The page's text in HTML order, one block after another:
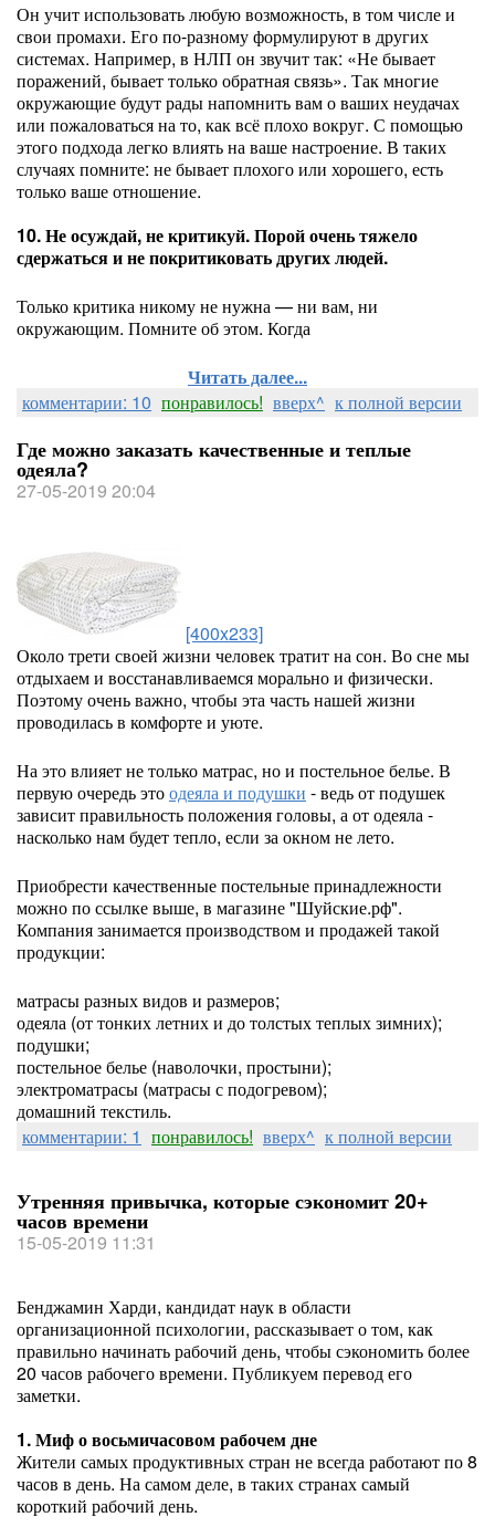
Он учит использовать любую возможность, в том числе и
свои промахи. Его по-разному формулируют в других
системах. Например, в НЛП он звучит так: «Не бывает
поражений, бывает только обратная связь». Так многие
окружающие будут рады напомнить вам о ваших неудачах
или пожаловаться на то, как всё плохо вокруг. С помощью
этого подхода легко влиять на ваше настроение. В таких
случаях помните: не бывает плохого или хорошего, есть
только ваше отношение.
10. Не осуждай, не критикуй. Порой очень тяжело
сдержаться и не покритиковать других людей.
Только критика никому не нужна — ни вам, ни
окружающим. Помните об этом. Когда
Читать далее...
комментарии: 10 понравилось! вверх^ к полной версии
Где можно заказать качественные и теплые
одеяла?
27-05-2019 20:04
[400x233]
Около трети своей жизни человек тратит на сон. Во сне мы
отдыхаем и восстанавливаемся морально и физически.
Поэтому очень важно, чтобы эта часть нашей жизни
проводилась в комфорте и уюте.
На это влияет не только матрас, но и постельное белье. В
первую очередь этоодеяла и подушки - ведь от подушек
зависит правильность положения головы, а от одеяла -
насколько нам будет тепло, если за окном не лето.
Приобрести качественные постельные принадлежности
можно по ссылке выше, в магазине "Шуйские.рф".
Компания занимается производством и продажей такой
продукции:
матрасы разных видов и размеров;
одеяла (от тонких летних и до толстых теплых зимних);
подушки;
постельное белье (наволочки, простыни);
электроматрасы (матрасы с подогревом);
домашний текстиль.
комментарии: 1 понравилось! вверх^ к полной версии
Утренняя привычка, которые сэкономит 20+
часов времени
15-05-2019 11:31
Бенджамин Харди, кандидат наук в области
организационной психологии, рассказывает о том, как
правильно начинать рабочий день, чтобы сэкономить более
20 часов рабочего времени. Публикуем перевод его
заметки.
1. Миф о восьмичасовом рабочем дне
Жители самых продуктивных стран не всегда работают по 8
часов в день. На самом деле, в таких странах самый
короткий рабочий день.